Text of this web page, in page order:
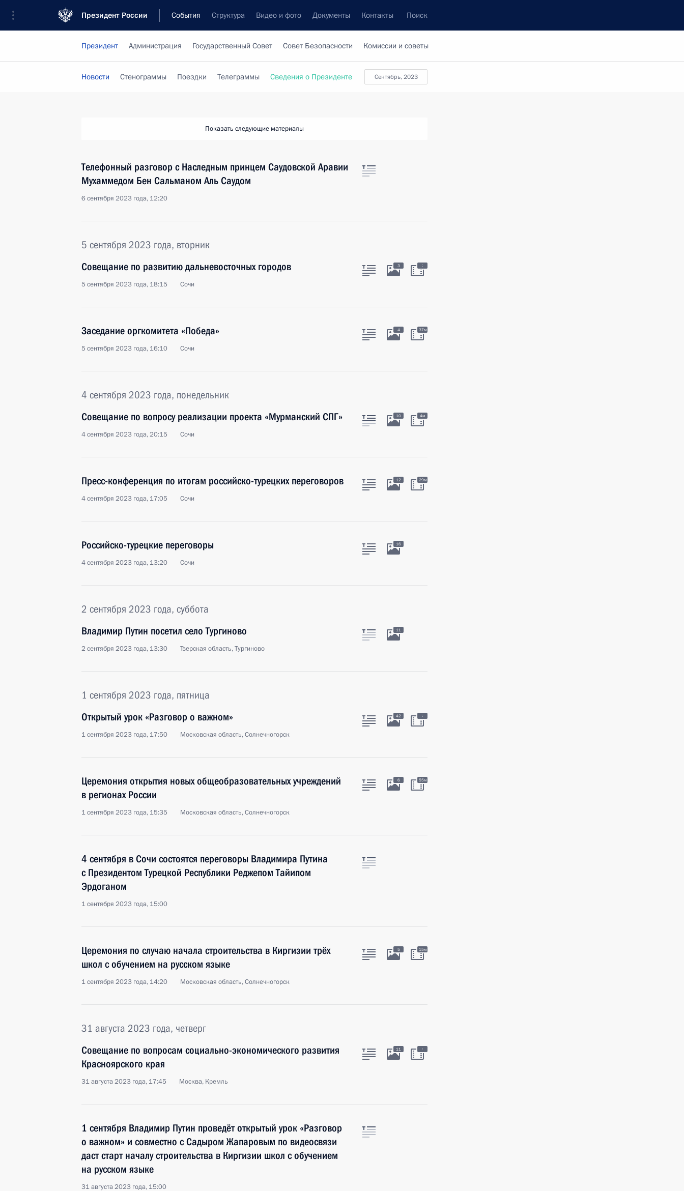
Президент России События Структура Видео и фото Документы Контакты Поиск
Президент Администрация Государственный Совет Совет Безопасности Комиссии и советы
сентябрь, 2023
Новости Стенограммы Поездки Телеграммы Сведения о Президенте
Показать следующие материалы
Телефонный разговор с Наследным принцем Саудовской Аравии
Мухаммедом Бен Сальманом Аль Саудом
6 сентября 2023 года, 12:20
5 сентября 2023 года, вторник
Совещание по развитию дальневосточных городов
5 сентября 2023 года, 18:15 Сочи
3 :
Заседание оргкомитета «Победа»
5 сентября 2023 года, 16:10 Сочи
4 37м
4 сентября 2023 года, понедельник
Совещание по вопросу реализации проекта «Мурманский СПГ»
4 сентября 2023 года, 20:15 Сочи
10 4м
Пресс-конференция по итогам российско-турецких переговоров
4 сентября 2023 года, 17:05 Сочи
12 29м
Российско-турецкие переговоры
4 сентября 2023 года, 13:20 Сочи
16
2 сентября 2023 года, суббота
Владимир Путин посетил село Тургиново
2 сентября 2023 года, 13:30 Тверская область, Тургиново
11
1 сентября 2023 года, пятница
Открытый урок «Разговор о важном»
1 сентября 2023 года, 17:50 Московская область, Солнечногорск
42 :
Церемония открытия новых общеобразовательных учреждений
в регионах России
1 сентября 2023 года, 15:35 Московская область, Солнечногорск
6 55м
4 сентября в Сочи состоятся переговоры Владимира Путина
с Президентом Турецкой Республики Реджепом Тайипом
Эрдоганом
1 сентября 2023 года, 15:00
Церемония по случаю начала строительства в Киргизии трёх
школ с обучением на русском языке
1 сентября 2023 года, 14:20 Московская область, Солнечногорск
5 15м
31 августа 2023 года, четверг
Совещание по вопросам социально-экономического развития
Красноярского края
31 августа 2023 года, 17:45 Москва, Кремль
11 :
1 сентября Владимир Путин проведёт открытый урок «Разговор
о важном» и совместно с Садыром Жапаровым по видеосвязи
даст старт началу строительства в Киргизии школ с обучением
на русском языке
31 августа 2023 года, 15:00